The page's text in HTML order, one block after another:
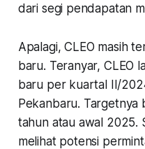
dari segi pendapatan
Apalagi, CLEO masih
baru. Teranyar, CLEO
baru per kuartal II/
Pekanbaru. Targetnya
tahun atau awal 2025.
melihat potensi